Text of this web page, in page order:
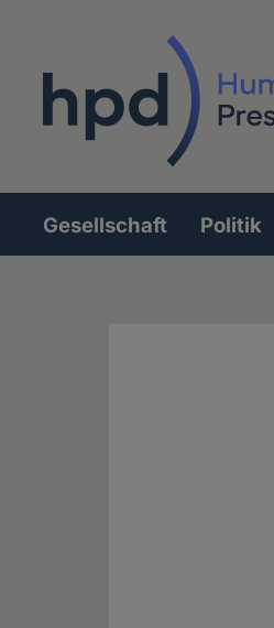
Hauptnavigation
Gesellschaft Politik